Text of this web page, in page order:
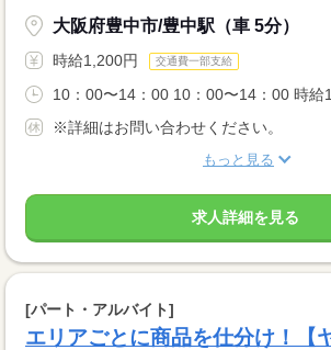
大阪府豊中市/豊中駅（車 5分）
時給1,200円 交通費一部支給
10：00〜14：00 10：00〜14：00 時給
※詳細はお問い合わせください。
もっと見る
求人詳細を見る
[パート・アルバイト]
エリアごとに商品を仕分け！【